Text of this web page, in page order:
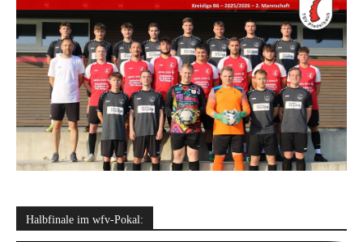
Halbfinale im wfv-Pokal: